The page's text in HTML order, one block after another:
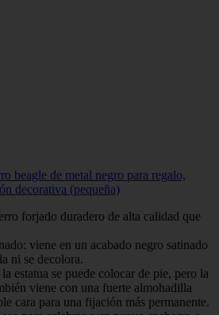
beagle de metal negro para regalo,
decorativa (pequeña)
forjado duradero de alta calidad que
viene en un acabado negro satinado
ni se decolora.
estatua se puede colocar de pie, pero la
viene con una fuerte almohadilla
cara para una fijación más permanente.